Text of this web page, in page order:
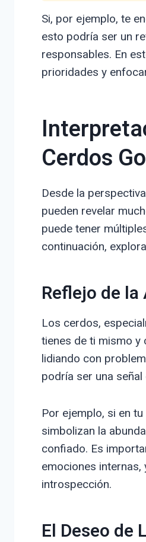
Si, por ejemplo, te
esto podría ser un
responsables. En
prioridades y
Cerdos
Desde la
pueden revelar
puede tener
continuación,
Reflejo de
Los cerdos,
tienes de ti mismo y
lidiando con
podría ser una
Por ejemplo, si en
simbolizan la
confiado. Es
emociones
introspección.
El Deseo de